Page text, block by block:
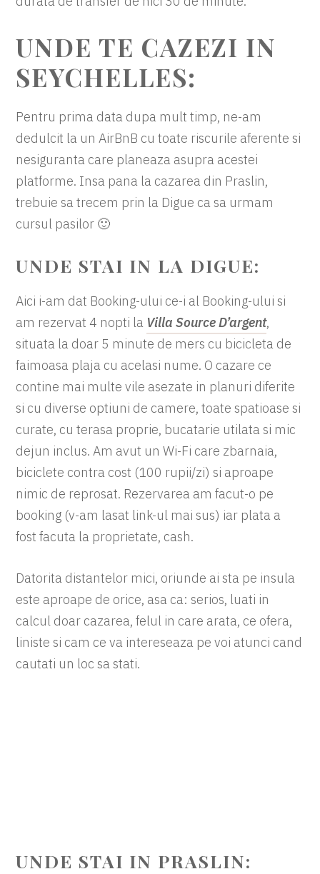
UNDE TE CAZEZI IN
SEYCHELLES:
Pentru prima data dupa mult timp, ne-am
dedulcit la un AirBnB cu toate riscurile aferente si
nesiguranta care planeaza asupra acestei
platforme. Insa pana la cazarea din Praslin,
trebuie sa trecem prin la Digue ca sa urmam
cursul pasilor 🙂
UNDE STAI IN LA DIGUE:
Aici i-am dat Booking-ului ce-i al Booking-ului si
am rezervat 4 nopti la Villa Source D’argent,
situata la doar 5 minute de mers cu bicicleta de
faimoasa plaja cu acelasi nume. O cazare ce
contine mai multe vile asezate in planuri diferite
si cu diverse optiuni de camere, toate spatioase si
curate, cu terasa proprie, bucatarie utilata si mic
dejun inclus. Am avut un Wi-Fi care zbarnaia,
biciclete contra cost (100 rupii/zi) si aproape
nimic de reprosat. Rezervarea am facut-o pe
booking (v-am lasat link-ul mai sus) iar plata a
fost facuta la proprietate, cash.
Datorita distantelor mici, oriunde ai sta pe insula
este aproape de orice, asa ca: serios, luati in
calcul doar cazarea, felul in care arata, ce ofera,
liniste si cam ce va intereseaza pe voi atunci cand
cautati un loc sa stati.
UNDE STAI IN PRASLIN: